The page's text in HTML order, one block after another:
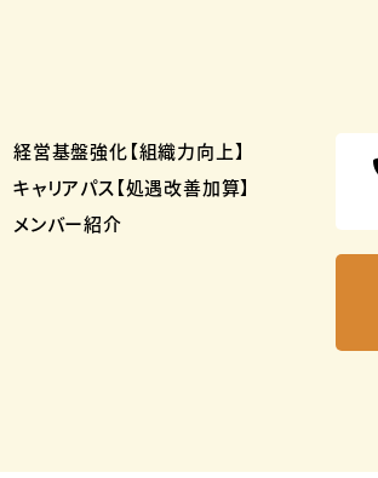
経営基盤強化【組織力向上】
キャリアパス【処遇改善加算】
メンバー紹介